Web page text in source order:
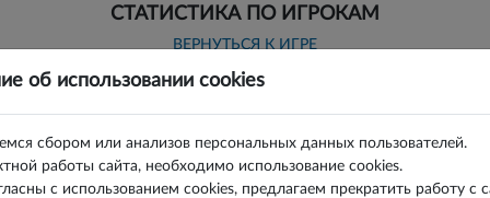
об использовании cookies
сбором или анализов персональных данных пользователей.
работы сайта, необходимо использование cookies.
с использованием cookies, предлагаем прекратить работу с
СТАТИСТИКА ПО ИГРОКАМ
ВЕРНУТЬСЯ К ИГРЕ
г б % г б % г б %